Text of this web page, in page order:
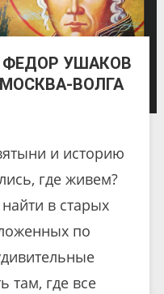
ФЕДОР УШАКОВ
ВОЛГА
и историю
где живем?
в старых
по
там, где все